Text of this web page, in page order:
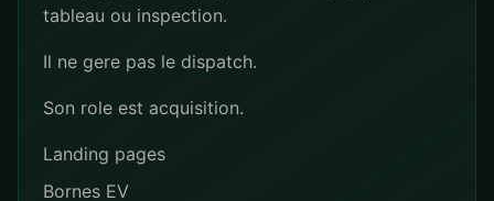
tableau ou inspection.
Il ne gere pas le dispatch.
Son role est acquisition.
Landing pages
Bornes EV